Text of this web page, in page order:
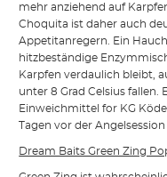
mehr anziehend auf
Choquita ist daher auch
Appetitanregern. Ein
hitzbeständige
Karpfen verdaulich bleibt,
unter 8 Grad Celsius
Einweichmittel for KG
Tagen vor der Angelsession
Dream Baits Green Zing